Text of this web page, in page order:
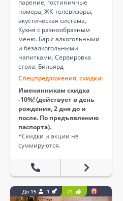
парение, гостиничные
номера, ЖК-телевизоры,
акустическая система,
Кухня с разнообразным
меню. Бар с алкогольными
и безалкогольными
напитками. Сервировка
стола. Бильярд
Спецпредложения, скидки:
Именинникам скидка
-10%! (действует в день
рождения, 2 дня до и
после. По предъявлению
паспорта).
*Скидки и акции не
суммируются.
До 15 1 21